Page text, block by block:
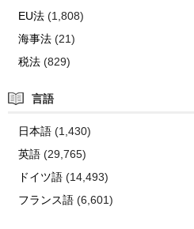
EU法(1,808)
海事法(21)
税法(829)
言語
日本語(1,430)
英語(29,765)
ドイツ語(14,493)
フランス語(6,601)